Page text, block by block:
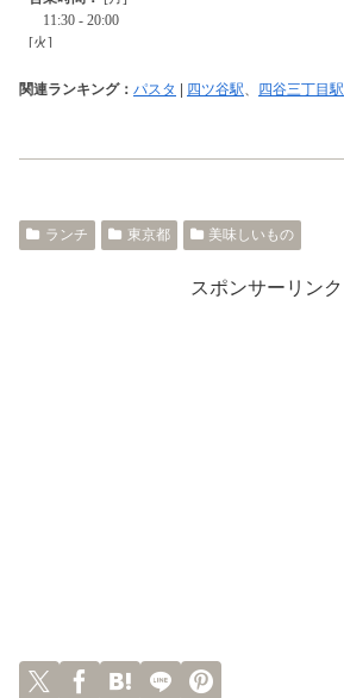
関連ランキング： パスタ 四ツ谷駅、 四谷三丁目駅
ランチ 東京都 美味しいもの
スポンサーリンク